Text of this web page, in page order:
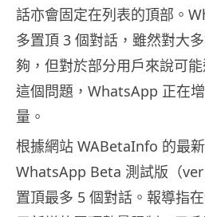
話亦會固定在列表的頂部。
多置頂 3 個對話，雖然對大
夠，但對於部分用戶來說可
這個問題，WhatsApp 正在
量。
根據網站 WABetaInfo 的最
WhatsApp Beta 測試版（
置頂最多 5 個對話。報導指